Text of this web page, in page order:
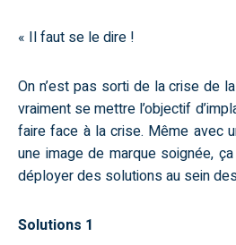
« Il faut se le dire !
On n’est pas sorti de la crise de
vraiment se mettre l’objectif
faire face à la crise. Même avec
une image de marque soignée,
déployer des solutions au sein
Solutions 1